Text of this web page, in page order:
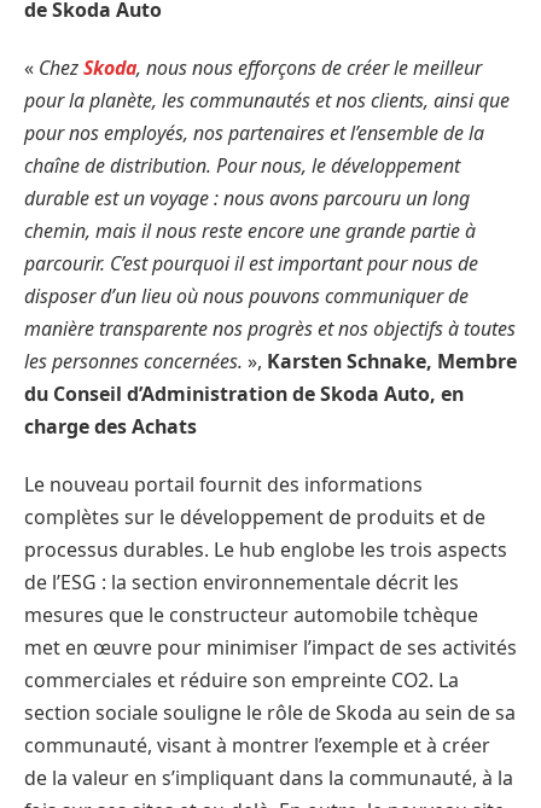
de Skoda Auto
« ChezSkoda, nous nous efforçons de créer le meilleur
pour la planète, les communautés et nos clients, ainsi que
pour nos employés, nos partenaires et l’ensemble de la
chaîne de distribution. Pour nous, le développement
durable est un voyage : nous avons parcouru un long
chemin, mais il nous reste encore une grande partie à
parcourir. C’est pourquoi il est important pour nous de
disposer d’un lieu où nous pouvons communiquer de
manière transparente nos progrès et nos objectifs à toutes
les personnes concernées. », Karsten Schnake, Membre
du Conseil d’Administration de Skoda Auto, en
charge des Achats
Le nouveau portail fournit des informations
complètes sur le développement de produits et de
processus durables. Le hub englobe les trois aspects
de l’ESG : la section environnementale décrit les
mesures que le constructeur automobile tchèque
met en œuvre pour minimiser l’impact de ses activités
commerciales et réduire son empreinte CO2. La
section sociale souligne le rôle de Skoda au sein de sa
communauté, visant à montrer l’exemple et à créer
de la valeur en s’impliquant dans la communauté, à la